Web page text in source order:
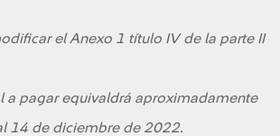
el Anexo 1 título IV de la parte II
a pagar equivaldrá aproximadamente
14 de diciembre de 2022.